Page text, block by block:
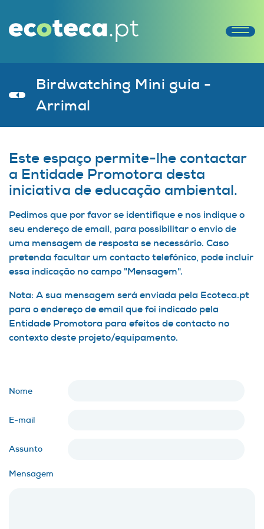
Birdwatching Mini guia -
Arrimal
Este espaço permite-lhe contactar
a Entidade Promotora desta
iniciativa de educação ambiental.
Pedimos que por favor se identifique e nos indique o
seu endereço de email, para possibilitar o envio de
uma mensagem de resposta se necessário. Caso
pretenda facultar um contacto telefónico, pode incluir
essa indicação no campo "Mensagem".
Nota: A sua mensagem será enviada pela Ecoteca.pt
para o endereço de email que foi indicado pela
Entidade Promotora para efeitos de contacto no
contexto deste projeto/equipamento.
Nome
E-mail
Assunto
Mensagem